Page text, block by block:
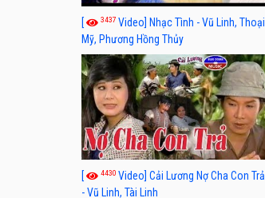
[ 3437 Video] Nhạc Tình - Vũ Linh, Thoại
Mỹ, Phương Hồng Thủy
[ 4430 Video] Cải Lương Nợ Cha Con Trả
- Vũ Linh, Tài Linh